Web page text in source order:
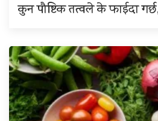
कुन पौष्टिक तत्वले के फाईदा